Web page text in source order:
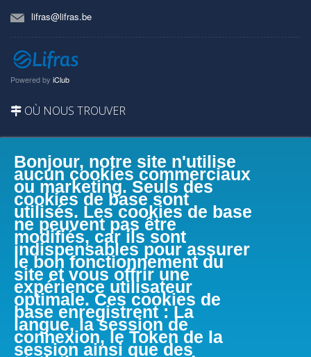
Bonjour, notre site n'utilise
aucun cookies commerciaux
ou marketing. Seuls des
cookies de base sont
utilisés. Les cookies de base
ne peuvent pas être
modifiés, car ils sont
indispensables pour assurer
le bon fonctionnement du
site et vous offrir une
expérience utilisateur
optimale. Ces cookies de
base enregistrent : La
langue, la session de
connexion, le Token de la
session ainsi que des
lifras@lifras.be
Powered by iClub
OÙ NOUS TROUVER